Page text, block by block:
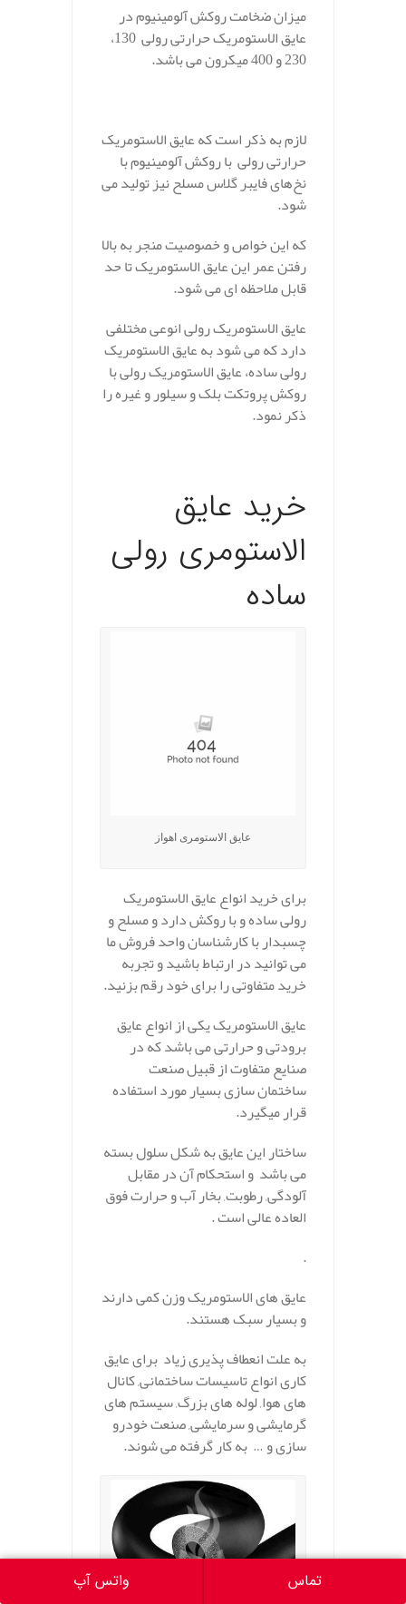
میزان ضخامت روکش آلومینیوم در
عایق الاستومریک حرارتی رولی 130،
230 و 400 میکرون می باشد.
لازم به ذکر است که عایق الاستومریک
حرارتی رولی با روکش آلومینیوم با
نخ‌های فایبر گلاس مسلح نیز تولید می
شود.
که این خواص و خصوصیت منجر به بالا
رفتن عمر این عایق الاستومریک تا حد
قابل ملاحظه ای می شود.
عایق الاستومریک رولی انوعی مختلفی
دارد که می شود به عایق الاستومریک
رولی ساده، عایق الاستومریک رولی با
روکش پروتکت بلک و سیلور و غیره را
ذکر نمود.
خرید عایق
الاستومری رولی
ساده
عایق الاستومری اهواز
برای خرید انواع عایق الاستومریک
رولی ساده و با روکش دارد و مسلح و
چسبدار با کارشناسان واحد فروش ما
می توانید در ارتباط باشید و تجربه
خرید متفاوتی را برای خود رقم بزنید.
عایق الاستومریک یکی از انواع عایق
برودتی و حرارتی می باشد که در
صنایع متفاوت از قبیل صنعت
ساختمان سازی بسیار مورد استفاده
قرار میگیرد.
ساختار این عایق به شکل سلول بسته
می باشد و استحکام آن در مقابل
آلودگی, رطوبت, بخار آب و حرارت فوق
العاده عالی است .
.
عایق های الاستومریک وزن کمی دارند
و بسیار سبک هستند.
به علت انعطاف پذیری زیاد برای عایق
کاری انواع تاسیسات ساختمانی, کانال
های هوا, لوله های بزرگ, سیستم های
گرمایشی و سرمایشی, صنعت خودرو
سازی و … به کار گرفته می شوند.
تماس واتس آپ